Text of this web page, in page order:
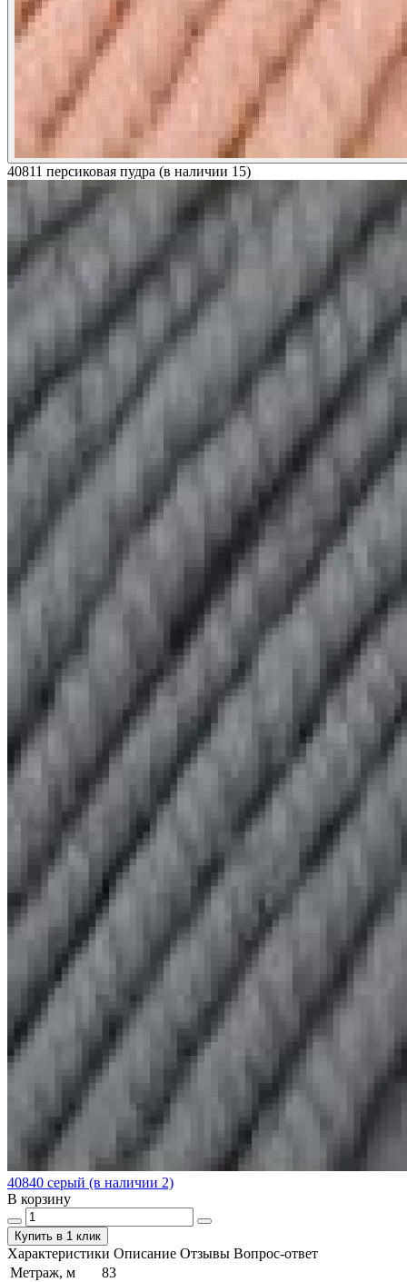
40811 персиковая пудра (в наличии 15)
40840 серый (в наличии 2)
В корзину
Купить в 1 клик
Характеристики Описание Отзывы Вопрос-ответ
Метраж, м
83